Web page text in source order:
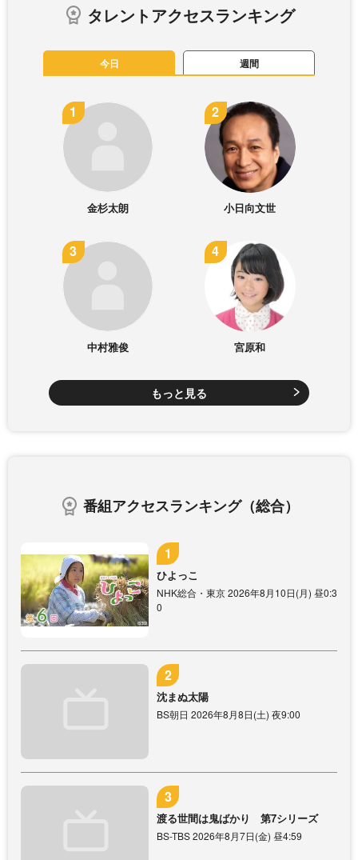
タレントアクセスランキング
今日 週間
金杉太朗 小日向文世
中村雅俊 宮原和
もっと見る
番組アクセスランキング（総合）
ひよっこ
NHK総合・東京 2026年8月10日(月) 昼0:3
0
沈まぬ太陽
BS朝日 2026年8月8日(土) 夜9:00
渡る世間は鬼ばかり 第7シリーズ
BS-TBS 2026年8月7日(金) 昼4:59